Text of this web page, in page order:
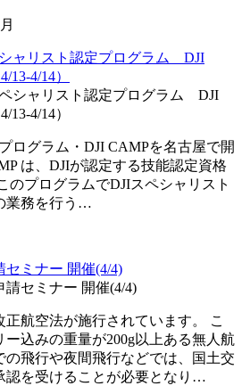
ャリスト認定プログラム DJI
4/14）
ログラム・DJI CAMPを名古屋で開
は、DJIが認定する技能認定資格
のプログラムでDJIスペシャリスト
業務を行う…
ミナー 開催(4/4)
正航空法が施行されています。 こ
込みの重量が200g以上ある無人航
の飛行や夜間飛行などでは、国土交
認を受けることが必要となり…